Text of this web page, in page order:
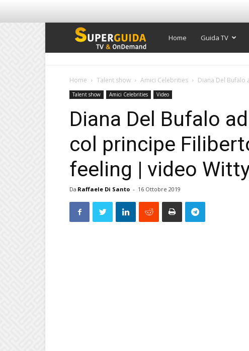
Super
TV
Home Guida TV
Home Talent show Amici Celebrities Diana Del Bufalo
Talent show Amici Celebrities Video
Diana Del Bufalo
col principe
feeling | video
Da Raffaele Di Santo - 16 Ottobre 2019